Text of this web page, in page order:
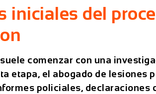
iniciales del
comenzar con una
etapa, el abogado de lesiones
policiales, declaraciones